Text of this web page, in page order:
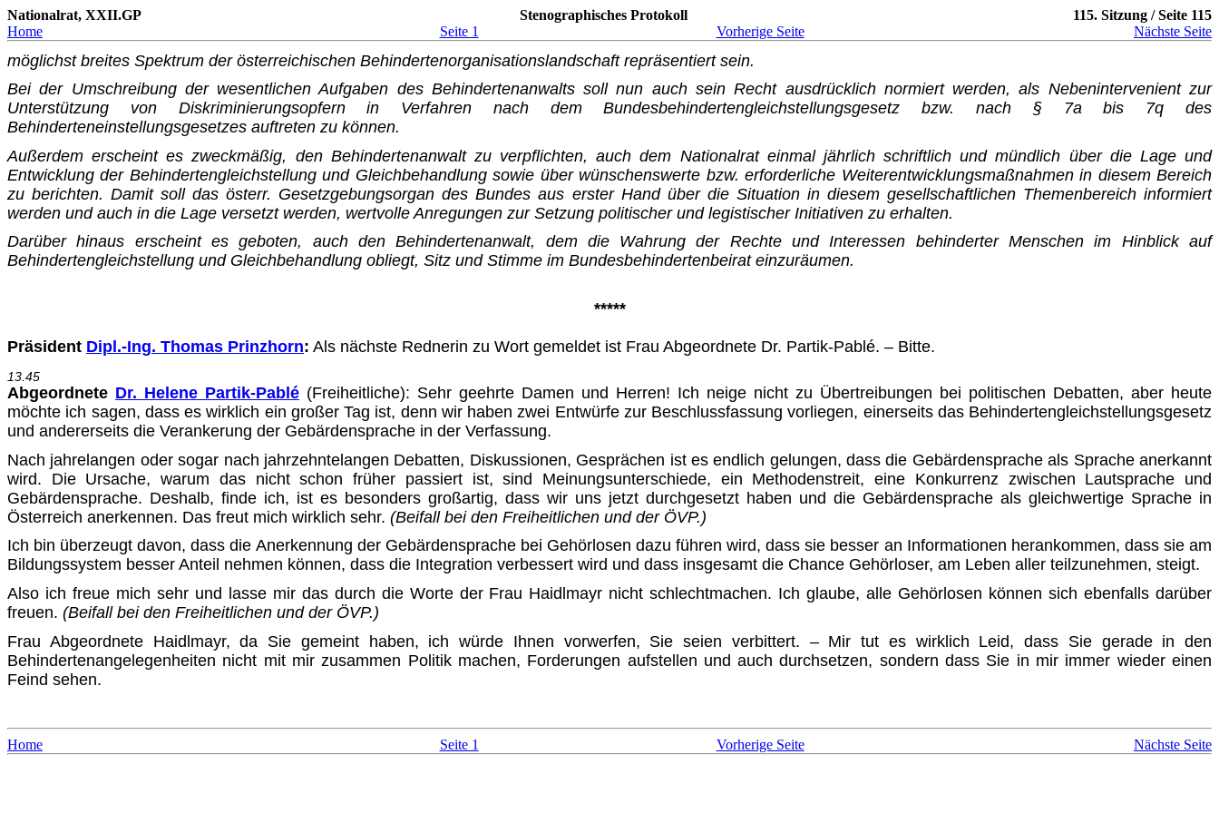
Nationalrat, XXII.GP Stenographisches Protokoll
115. Sitzung / Seite 115
Home
Seite 1 Vorherige Seite Nächste Seite
möglichst breites Spektrum der österreichischen Behindertenorganisationslandschaft repräsentiert sein.
Bei der Umschreibung der wesentlichen Aufgaben des Behindertenanwalts soll nun auch sein Recht ausdrücklich normiert werden, als Nebenintervenient zur
Unterstüt­zung von Diskriminierungsopfern in Verfahren nach dem Bundesbehindertengleich­stellungsgesetz bzw. nach § 7a bis 7q des
Behinderteneinstellungsgesetzes auftreten zu können.
Außerdem erscheint es zweckmäßig, den Behindertenanwalt zu verpflichten, auch dem Nationalrat einmal jährlich schriftlich und mündlich über die Lage und
Entwicklung der Behindertengleichstellung und Gleichbehandlung sowie über wünschenswerte bzw. erforderliche Weiterentwicklungsmaßnahmen in diesem Bereich
zu berichten. Damit soll das österr. Gesetzgebungsorgan des Bundes aus erster Hand über die Situation in diesem gesellschaftlichen Themenbereich informiert
werden und auch in die Lage ver­setzt werden, wertvolle Anregungen zur Setzung politischer und legistischer Initiativen zu erhalten.
Darüber hinaus erscheint es geboten, auch den Behindertenanwalt, dem die Wahrung der Rechte und Interessen behinderter Menschen im Hinblick auf
Behindertengleich­stellung und Gleichbehandlung obliegt, Sitz und Stimme im Bundesbehindertenbeirat einzuräumen.
*****
Präsident Dipl.-Ing. Thomas Prinzhorn: Als nächste Rednerin zu Wort gemeldet ist Frau Abgeordnete Dr. Partik-Pablé. – Bitte.
13.45
Abgeordnete Dr. Helene Partik-Pablé (Freiheitliche): Sehr geehrte Damen und Herren! Ich neige nicht zu Übertreibungen bei politischen Debatten, aber heute
möchte ich sagen, dass es wirklich ein großer Tag ist, denn wir haben zwei Entwürfe zur Be­schlussfassung vorliegen, einerseits das Behindertengleichstellungsgesetz
und ande­rerseits die Verankerung der Gebärdensprache in der Verfassung.
Nach jahrelangen oder sogar nach jahrzehntelangen Debatten, Diskussionen, Gesprä­chen ist es endlich gelungen, dass die Gebärdensprache als Sprache anerkannt
wird. Die Ursache, warum das nicht schon früher passiert ist, sind Meinungsunterschiede, ein Methodenstreit, eine Konkurrenz zwischen Lautsprache und
Gebärdensprache. Deshalb, finde ich, ist es besonders großartig, dass wir uns jetzt durchgesetzt haben und die Gebärdensprache als gleichwertige Sprache in
Österreich anerkennen. Das freut mich wirklich sehr. (Beifall bei den Freiheitlichen und der ÖVP.)
Ich bin überzeugt davon, dass die Anerkennung der Gebärdensprache bei Gehörlosen dazu führen wird, dass sie besser an Informationen herankommen, dass sie am
Bil­dungssystem besser Anteil nehmen können, dass die Integration verbessert wird und dass insgesamt die Chance Gehörloser, am Leben aller teilzunehmen, steigt.
Also ich freue mich sehr und lasse mir das durch die Worte der Frau Haidlmayr nicht schlechtmachen. Ich glaube, alle Gehörlosen können sich ebenfalls darüber
freuen. (Beifall bei den Freiheitlichen und der ÖVP.)
Frau Abgeordnete Haidlmayr, da Sie gemeint haben, ich würde Ihnen vorwerfen, Sie seien verbittert. – Mir tut es wirklich Leid, dass Sie gerade in den
Behindertenangele­genheiten nicht mit mir zusammen Politik machen, Forderungen aufstellen und auch durchsetzen, sondern dass Sie in mir immer wieder einen
Feind sehen.
Home Seite 1 Vorherige Seite Nächste Seite